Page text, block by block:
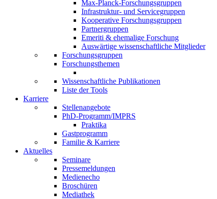
Max-Planck-Forschungsgruppen
Infrastruktur- und Servicegruppen
Kooperative Forschungsgruppen
Partnergruppen
Emeriti & ehemalige Forschung
Auswärtige wissenschaftliche Mitglieder
Forschungsgruppen
Forschungsthemen
Wissenschaftliche Publikationen
Liste der Tools
Karriere
Stellenangebote
PhD-Programm/IMPRS
Praktika
Gastprogramm
Familie & Karriere
Aktuelles
Seminare
Pressemeldungen
Medienecho
Broschüren
Mediathek